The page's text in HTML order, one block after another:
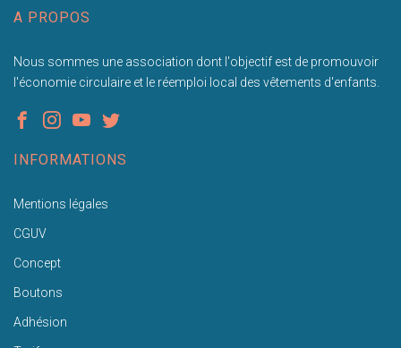
A PROPOS
Nous sommes une association dont l'objectif est de promouvoir
l'économie circulaire et le réemploi local des vêtements d'enfants.
INFORMATIONS
Mentions légales
CGUV
Concept
Boutons
Adhésion